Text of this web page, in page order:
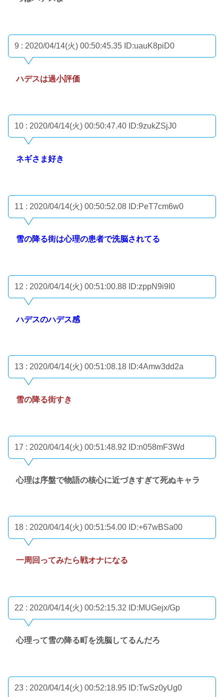
9 : 2020/04/14(火) 00:50:45.35 ID:uauK8piD0
ハデスは過小評価
10 : 2020/04/14(火) 00:50:47.40 ID:9zukZSjJ0
ネギさま好き
11 : 2020/04/14(火) 00:50:52.08 ID:PeT7cm6w0
雪の降る街は心理の患者で洗脳されてる
12 : 2020/04/14(火) 00:51:00.88 ID:zppN9i9I0
ハデスのハデス感
13 : 2020/04/14(火) 00:51:08.18 ID:4Amw3dd2a
雪の降る街すき
17 : 2020/04/14(火) 00:51:48.92 ID:n058mF3Wd
心理は序盤で物語の核心に近づきすぎて死ぬキャラ
18 : 2020/04/14(火) 00:51:54.00 ID:+67wBSa00
一周回ってみたら戦オナになる
22 : 2020/04/14(火) 00:52:15.32 ID:MUGejx/Gp
心理って雪の降る町を洗脳してるんだろ
23 : 2020/04/14(火) 00:52:18.95 ID:TwSz0yUg0